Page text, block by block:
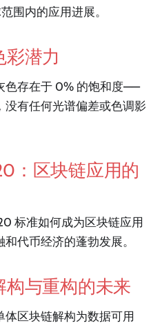
围内的应用进展。
彩潜力
色存在于 0% 的饱和度——
有任何光谱偏差或色调影
：区块链应用的
标准如何成为区块链应用
代币经济的蓬勃发展。
与重构的未来
区块链解构为数据可用